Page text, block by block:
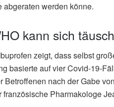
werden könne.
kann sich
zeigt, dass selbst
basierte auf vier Covid-19-
Betroffenen nach der Gabe
französische Pharmakologe